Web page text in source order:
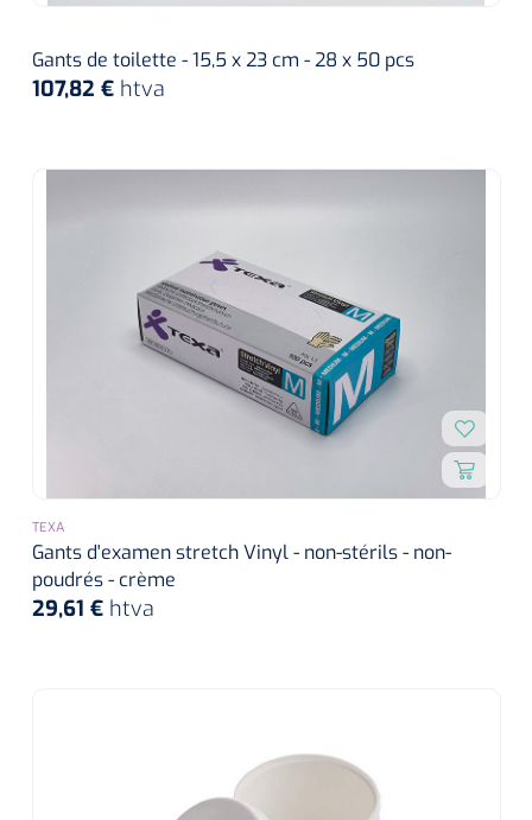
Gants de toilette - 15,5 x 23 cm - 28 x 50 pcs
107,82 € htva
TEXA
Gants d'examen stretch Vinyl - non-stérils - non-
poudrés - crème
29,61 € htva